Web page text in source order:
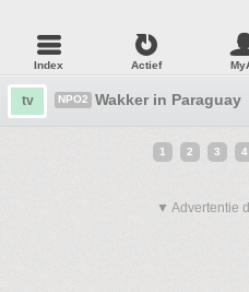
Index Actief
tv NPO2 Wakker in Paraguay
1 2 3 4
▼ Advertentie